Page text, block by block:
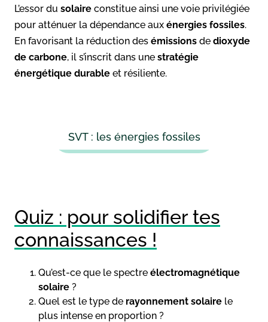
L’essor du solaire constitue ainsi une voie privilégiée
pour atténuer la dépendance aux énergies fossiles.
En favorisant la réduction des émissions de dioxyde
de carbone, il s’inscrit dans une stratégie
énergétique durable et résiliente.
SVT : les énergies fossiles
Quiz : pour solidifier tes
connaissances !
Qu’est-ce que le spectre électromagnétique
solaire ?
Quel est le type de rayonnement solaire le
plus intense en proportion ?